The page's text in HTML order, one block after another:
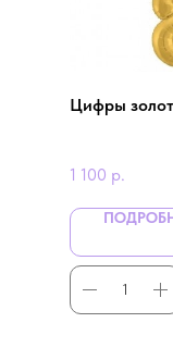
Цифры
1 100 р.